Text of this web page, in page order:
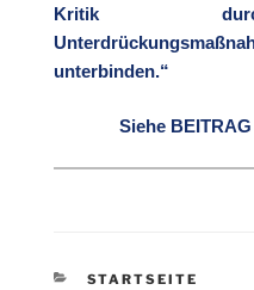
Kritik
unterbinden.“
Siehe
KATEGORIEN
STARTSEITE